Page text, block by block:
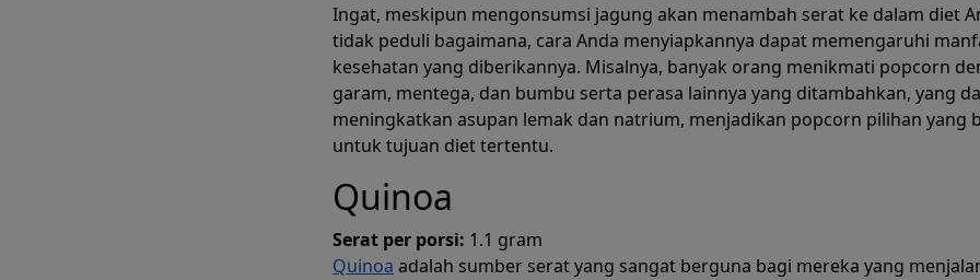
Ingat, meskipun mengonsumsi jagung akan menambah serat ke dalam diet
tidak peduli bagaimana, cara Anda menyiapkannya dapat memengaruhi
kesehatan yang diberikannya. Misalnya, banyak orang menikmati popcorn
garam, mentega, dan bumbu serta perasa lainnya yang ditambahkan, yang
meningkatkan asupan lemak dan natrium, menjadikan popcorn pilihan yang
untuk tujuan diet tertentu.
Quinoa
Serat per porsi: 1.1 gram
Quinoa adalah sumber serat yang sangat berguna bagi mereka yang